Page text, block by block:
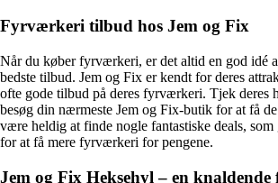
Fyrværkeri tilbud hos Jem og Fix
Når du køber fyrværkeri, er det altid en god idé
bedste tilbud. Jem og Fix er kendt for deres
ofte gode tilbud på deres fyrværkeri. Tjek deres
besøg din nærmeste Jem og Fix-butik for at få
være heldig at finde nogle fantastiske deals,
for at få mere fyrværkeri for pengene.
Jem og Fix Heksehyl – en